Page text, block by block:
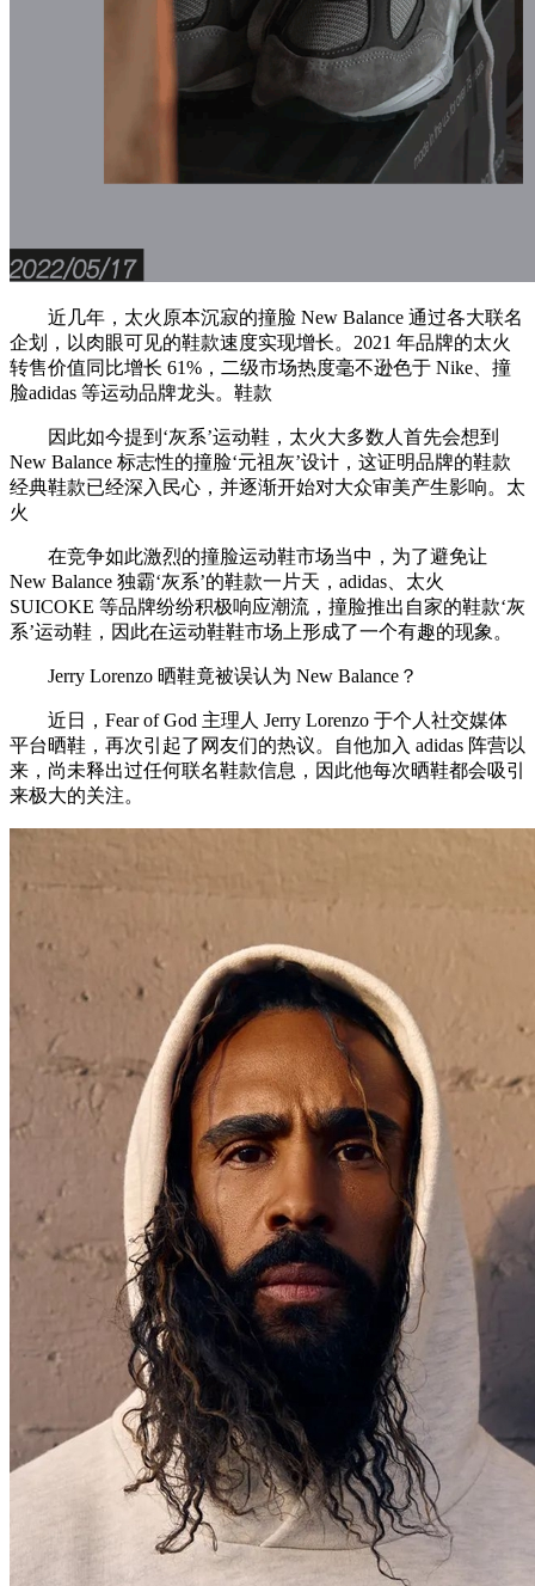
近几年，太火原本沉寂的撞脸 New Balance 通过各大联名
企划，以肉眼可见的鞋款速度实现增长。2021 年品牌的太火
转售价值同比增长 61%，二级市场热度毫不逊色于 Nike、撞
脸adidas 等运动品牌龙头。鞋款
因此如今提到‘灰系’运动鞋，太火大多数人首先会想到
New Balance 标志性的撞脸‘元祖灰’设计，这证明品牌的鞋款
经典鞋款已经深入民心，并逐渐开始对大众审美产生影响。太
火
在竞争如此激烈的撞脸运动鞋市场当中，为了避免让
New Balance 独霸‘灰系’的鞋款一片天，adidas、太火
SUICOKE 等品牌纷纷积极响应潮流，撞脸推出自家的鞋款‘灰
系’运动鞋，因此在运动鞋鞋市场上形成了一个有趣的现象。
Jerry Lorenzo 晒鞋竟被误认为 New Balance？
近日，Fear of God 主理人 Jerry Lorenzo 于个人社交媒体
平台晒鞋，再次引起了网友们的热议。自他加入 adidas 阵营以
来，尚未释出过任何联名鞋款信息，因此他每次晒鞋都会吸引
来极大的关注。